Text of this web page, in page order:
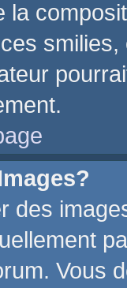
des
Vous